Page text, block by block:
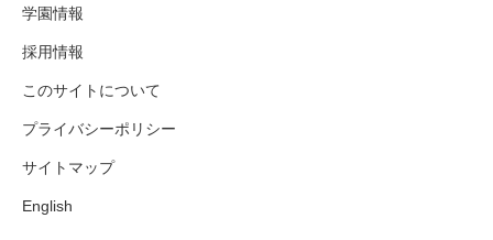
学園情報
採用情報
このサイトについて
プライバシーポリシー
サイトマップ
English